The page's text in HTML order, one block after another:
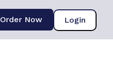
Login
Order Now